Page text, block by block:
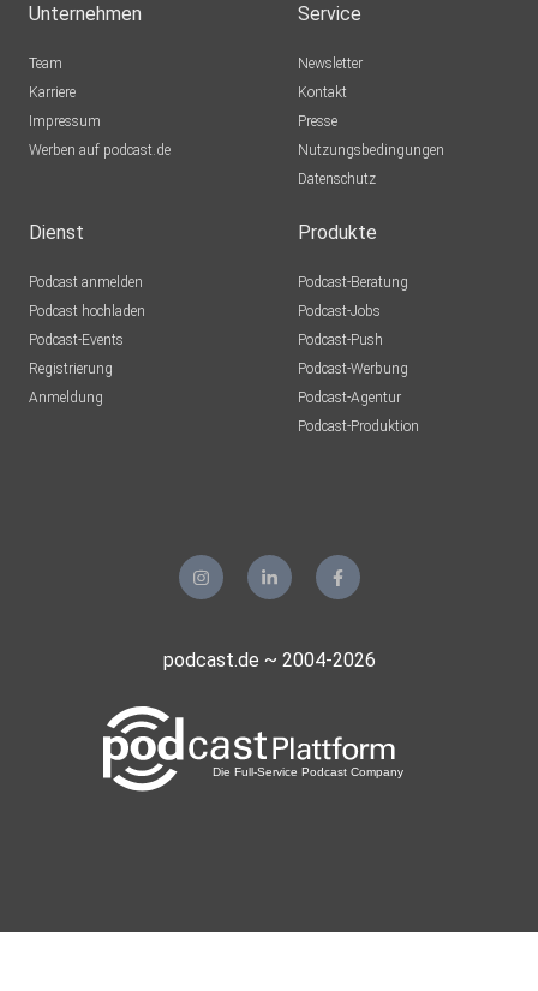
Unternehmen
Team
Karriere
Impressum
Werben auf podcast.de
Service
Newsletter
Kontakt
Presse
Nutzungsbedingungen
Datenschutz
Dienst
Podcast anmelden
Podcast hochladen
Podcast-Events
Registrierung
Anmeldung
Produkte
Podcast-Beratung
Podcast-Jobs
Podcast-Push
Podcast-Werbung
Podcast-Agentur
Podcast-Produktion
podcast.de ~ 2004-2026